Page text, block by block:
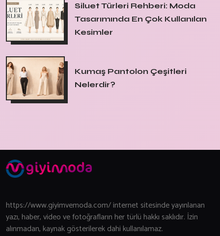
Siluet Türleri Rehberi: Moda
Tasarımında En Çok Kullanılan
Kesimler
Kumaş Pantolon Çeşitleri
Nelerdir?
https://www.giyimvemoda.com/ internet sitesinde yayınlanan
yazı, haber, video ve fotoğrafların her türlü hakkı saklıdır. İzin
alınmadan, kaynak gösterilerek dahi kullanılamaz.